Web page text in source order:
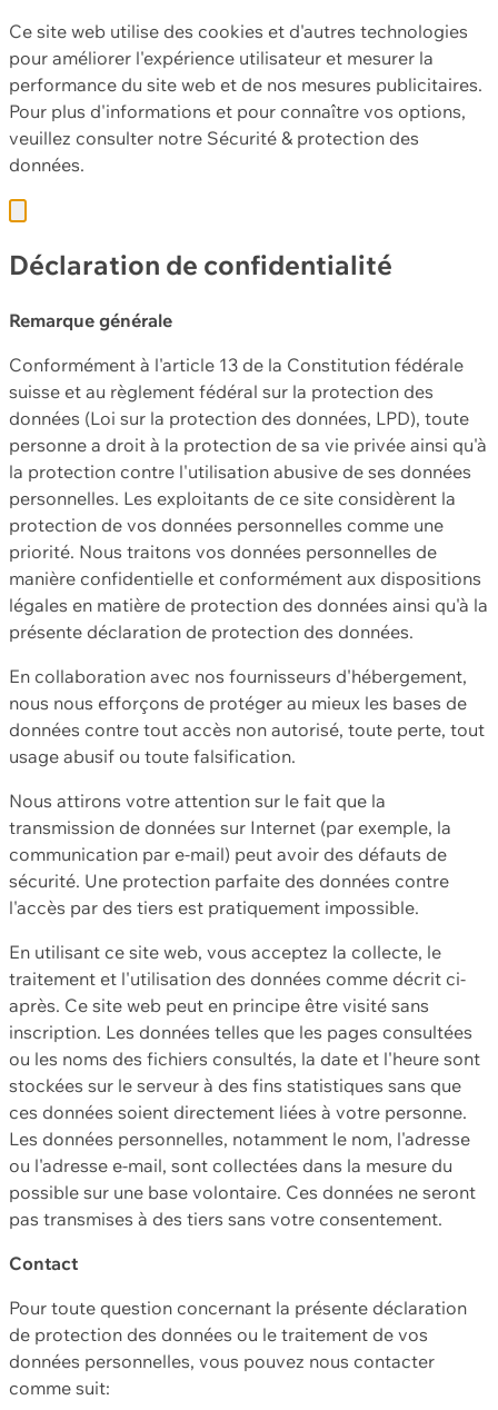
Ce site web utilise des cookies et d'autres technologies
pour améliorer l'expérience utilisateur et mesurer la
performance du site web et de nos mesures publicitaires.
Pour plus d'informations et pour connaître vos options,
veuillez consulter notre Sécurité & protection des
données.
Déclaration de confidentialité
Remarque générale
Conformément à l'article 13 de la Constitution fédérale
suisse et au règlement fédéral sur la protection des
données (Loi sur la protection des données, LPD), toute
personne a droit à la protection de sa vie privée ainsi qu'à
la protection contre l'utilisation abusive de ses données
personnelles. Les exploitants de ce site considèrent la
protection de vos données personnelles comme une
priorité. Nous traitons vos données personnelles de
manière confidentielle et conformément aux dispositions
légales en matière de protection des données ainsi qu'à la
présente déclaration de protection des données.
En collaboration avec nos fournisseurs d'hébergement,
nous nous efforçons de protéger au mieux les bases de
données contre tout accès non autorisé, toute perte, tout
usage abusif ou toute falsification.
Nous attirons votre attention sur le fait que la
transmission de données sur Internet (par exemple, la
communication par e-mail) peut avoir des défauts de
sécurité. Une protection parfaite des données contre
l'accès par des tiers est pratiquement impossible.
En utilisant ce site web, vous acceptez la collecte, le
traitement et l'utilisation des données comme décrit ci-
après. Ce site web peut en principe être visité sans
inscription. Les données telles que les pages consultées
ou les noms des fichiers consultés, la date et l'heure sont
stockées sur le serveur à des fins statistiques sans que
ces données soient directement liées à votre personne.
Les données personnelles, notamment le nom, l'adresse
ou l'adresse e-mail, sont collectées dans la mesure du
possible sur une base volontaire. Ces données ne seront
pas transmises à des tiers sans votre consentement.
Contact
Pour toute question concernant la présente déclaration
de protection des données ou le traitement de vos
données personnelles, vous pouvez nous contacter
comme suit: